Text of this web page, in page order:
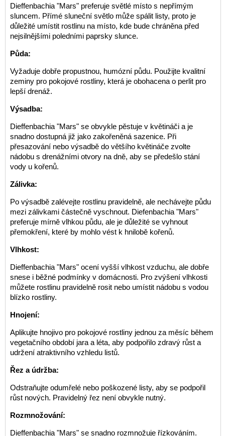
Dieffenbachia "Mars" preferuje světlé místo s nepřímým
sluncem. Přímé sluneční světlo může spálit listy, proto je
důležité umístit rostlinu na místo, kde bude chráněna před
nejsilnějšími poledními paprsky slunce.
Půda:
Vyžaduje dobře propustnou, humózní půdu. Použijte kvalitní
zeminy pro pokojové rostliny, která je obohacena o perlit pro
lepší drenáž.
Výsadba:
Dieffenbachia "Mars" se obvykle pěstuje v květináči a je
snadno dostupná již jako zakořeněná sazenice. Při
přesazování nebo výsadbě do většího květináče zvolte
nádobu s drenážními otvory na dně, aby se předešlo stání
vody u kořenů.
Zálivka:
Po výsadbě zalévejte rostlinu pravidelně, ale nechávejte půdu
mezi zálivkami částečně vyschnout. Diefenbachia "Mars"
preferuje mírně vlhkou půdu, ale je důležité se vyhnout
přemokření, které by mohlo vést k hnilobě kořenů.
Vlhkost:
Dieffenbachia "Mars" ocení vyšší vlhkost vzduchu, ale dobře
snese i běžné podmínky v domácnosti. Pro zvýšení vlhkosti
můžete rostlinu pravidelně rosit nebo umístit nádobu s vodou
blízko rostliny.
Hnojení:
Aplikujte hnojivo pro pokojové rostliny jednou za měsíc během
vegetačního období jara a léta, aby podpořilo zdravý růst a
udržení atraktivního vzhledu listů.
Řez a údržba:
Odstraňujte odumřelé nebo poškozené listy, aby se podpořil
růst nových. Pravidelný řez není obvykle nutný.
Rozmnožování:
Dieffenbachia "Mars" se snadno rozmnožuje řízkováním.